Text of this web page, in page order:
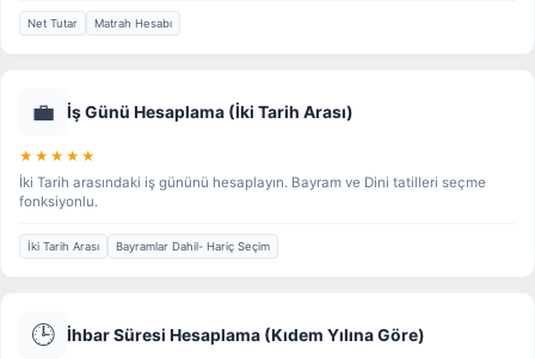
Net Tutar Matrah Hesabı
💼 İş Günü Hesaplama (İki Tarih Arası)
★★★★★
İki Tarih arasındaki iş gününü hesaplayın. Bayram ve Dini tatilleri seçme
fonksiyonlu.
İki Tarih Arası Bayramlar Dahil- Hariç Seçim
🕒 İhbar Süresi Hesaplama (Kıdem Yılına Göre)